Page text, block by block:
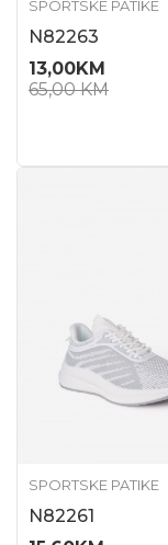
SPORTSKE PATIKE
N82263
13,00KM
65,00KM
SPORTSKE PATIKE
N82261